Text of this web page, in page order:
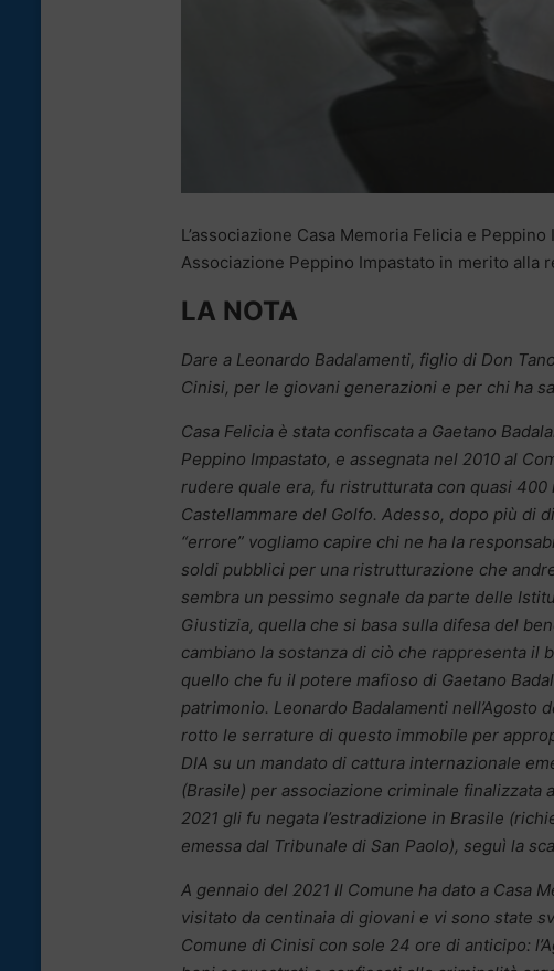
L’associazione Casa Memoria Felicia e
Associazione Peppino Impastato in merito alla
LA NOTA
Dare a Leonardo Badalamenti, figlio di Don
Cinisi, per le giovani generazioni e per chi ha
Casa Felicia è stata confiscata a Gaetano
Peppino Impastato, e assegnata nel 2010 al
rudere quale era, fu ristrutturata con quasi
Castellammare del Golfo. Adesso, dopo più di
“errore” vogliamo capire chi ne ha la
soldi pubblici per una ristrutturazione che
sembra un pessimo segnale da parte delle
Giustizia, quella che si basa sulla difesa del
cambiano la sostanza di ciò che rappresenta il
quello che fu il potere mafioso di Gaetano
patrimonio. Leonardo Badalamenti
rotto le serrature di questo immobile per
DIA su un mandato di cattura internazionale
(Brasile) per associazione criminale
2021 gli fu negata l’estradizione in Brasile
emessa dal Tribunale di San Paolo), seguì la
A gennaio del 2021 Il Comune ha dato a Casa
visitato da centinaia di giovani e vi sono state
Comune di Cinisi con sole 24 ore di anticipo: